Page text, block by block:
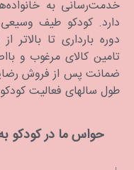
خدمت‌رسانی به
دارد. كودكو طیف
تامین کالای مرغوب و
ضمانت پس از فروش
طول سالهای فعالیت
حواس ما در كودكو